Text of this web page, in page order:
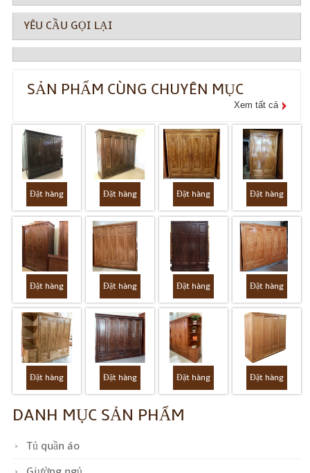
YÊU CẦU GỌI LẠI
SẢN PHẨM CÙNG CHUYÊN MỤC
Xem tất cả
Đặt hàng Đặt hàng Đặt hàng Đặt hàng
Đặt hàng Đặt hàng Đặt hàng Đặt hàng
Đặt hàng Đặt hàng Đặt hàng Đặt hàng
DANH MỤC SẢN PHẨM
Tủ quần áo